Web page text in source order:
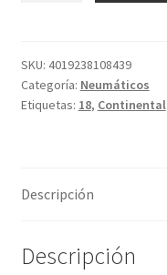
Rf.
4.10
-
(trasero)
SKU: 4019238108439
Categoría: Neumáticos
Etiquetas: 18, Continental
Descripción
Descripción